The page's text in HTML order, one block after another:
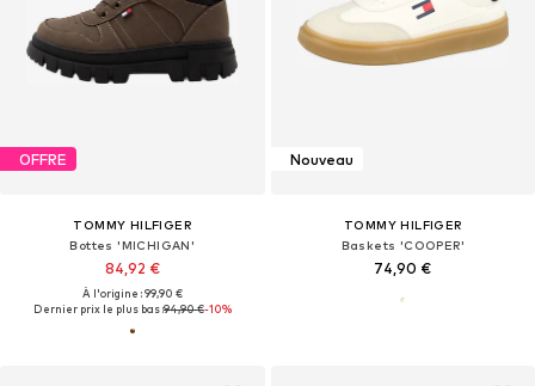
OFFRE
TOMMY HILFIGER
Bottes 'MICHIGAN'
84,92 €
À l'origine : 99,90 €
Dernier prix le plus bas :94,90 €-10%
Nouveau
TOMMY HILFIGER
Baskets 'COOPER'
74,90 €